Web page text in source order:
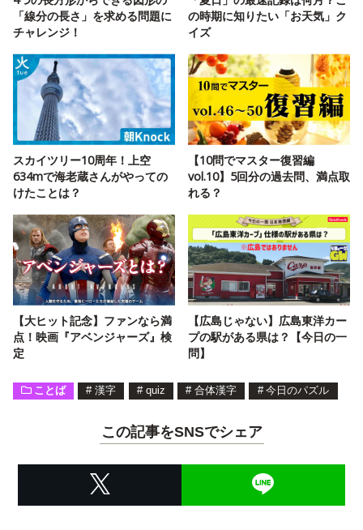
「線分の長さ」を求める問題に
チャレンジ！
の時期に知りたい「お天気」ク
イズ
スカイツリー10周年！上空
634mで海老蔵さんがやっての
けたことは？
【10問でマスター復習編
vol.10】5回分の過去問、満点取
れる？
【大ヒット記念】ファンなら満
点！映画『アベンジャーズ』検
定
【広島じゃない】広島東洋カー
プの駅がある県は？【今日の一
問】
ことば # 漢字 # quiz # 合体漢字 # 今日のパズル
この記事をSNSでシェア